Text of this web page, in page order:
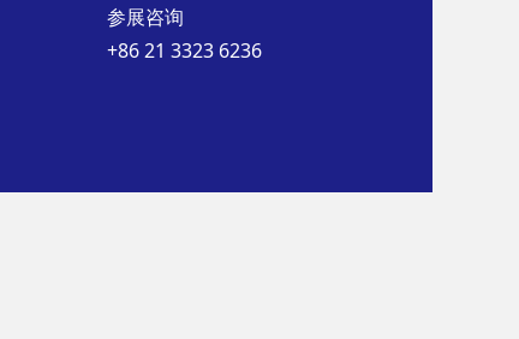
参展咨询
+86 21 3323 6236